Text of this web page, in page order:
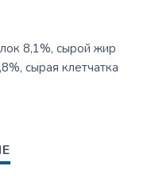
8,1%, сырой жир
сырая клетчатка